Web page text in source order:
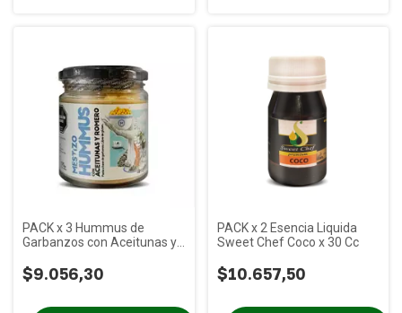
PACK x 3 Hummus de
Garbanzos con Aceitunas y
$9.056,30
PACK x 2 Esencia Liquida
Sweet Chef Coco x 30 Cc
$10.657,50